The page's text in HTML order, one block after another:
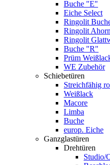
Buche "E"
Eiche Select
Ringolit
Ringolit
Ringolit
Buche "R"
Prüm
WE Zubehör
Schiebetüren
Streichfähig
Weißlack
Macore
Limba
Buche
europ. Eiche
Ganzglastüren
Drehtüren
Studio/